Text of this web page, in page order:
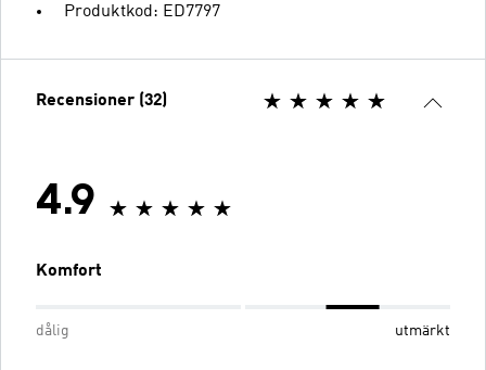
Produktkod: ED7797
Recensioner (32)
4.9
Komfort
dålig utmärkt